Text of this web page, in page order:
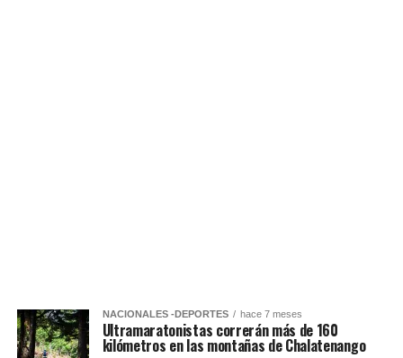
NACIONALES -DEPORTES hace 7 meses
Ultramaratonistas correrán más de 160
kilómetros en las montañas de Chalatenango